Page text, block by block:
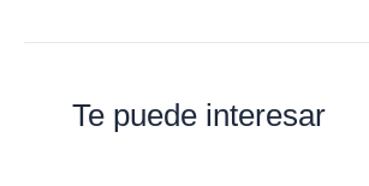
Te puede interesar